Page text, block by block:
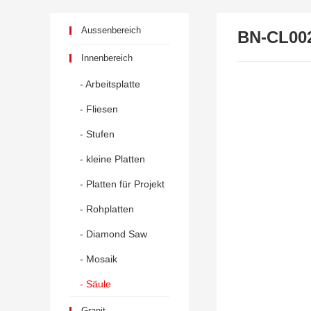
Aussenbereich
Innenbereich
- Arbeitsplatte
- Fliesen
- Stufen
- kleine Platten
- Platten für Projekt
- Rohplatten
- Diamond Saw
- Mosaik
- Säule
BN-